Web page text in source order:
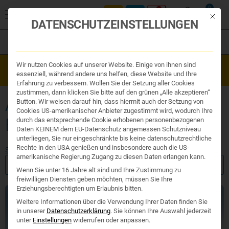
0
Organe & Organ Uhr
Traditionelle Medizin
Nahrungsergänzung
Kosmetik und Hygiene
Ihr Apotheker
Westend Online-Shop: Sicher, schnell und 24/7 für Sie da!
Gratisversand ab €50
ALLERGIRE PFLANZLICH
BEHANDELN
Start/ Produkte verschlagwortet mit „Allergire pflanzlich behandeln“
Mit
DATENSCHUTZEINSTELLUNGEN
Wir nutzen Cookies auf unserer Website. Einige von ihnen sind
essenziell, während andere uns helfen, diese Website und Ihre
Erfahrung zu verbessern. Wollen Sie der Setzung aller Cookies
zustimmen, dann klicken Sie bitte auf den grünen „Alle akzeptieren“
Button. Wir weisen darauf hin, dass hiermit auch der Setzung von
Cookies US-amerikanischer Anbieter zugestimmt wird, wodurch Ihre
durch das entsprechende Cookie erhobenen personenbezogenen
Daten KEINEM dem EU-Datenschutz angemessen Schutzniveau
unterliegen, Sie nur eingeschränkte bis keine datenschutzrechtliche
Rechte in den USA genießen und insbesondere auch die US-
amerikanische Regierung Zugang zu diesen Daten erlangen kann.
Wenn Sie unter 16 Jahre alt sind und Ihre Zustimmung zu
freiwilligen Diensten geben möchten, müssen Sie Ihre
Erziehungsberechtigten um Erlaubnis bitten.
Weitere Informationen über die Verwendung Ihrer Daten finden Sie
in unserer Datenschutzerklärung. Sie können Ihre Auswahl jederzeit
unter Einstellungen widerrufen oder anpassen.